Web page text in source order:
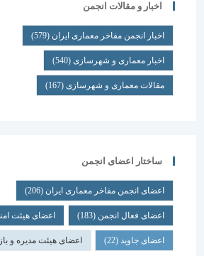
اخبار و مقالات انجمن
اخبار انجمن مفاخر معماری ایران (579)
اخبار معماری و شهرسازی(540)
مقالات معماری و شهرسازی(167)
ساختار اعضای انجمن
اعضای انجمن مفاخر معماری ایران (206)
اعضای فعال انجمن(183) اعضای هیئت امنا(42)
اعضای جاوید(22) اعضای هیئت مدیره و بازرسان(7)